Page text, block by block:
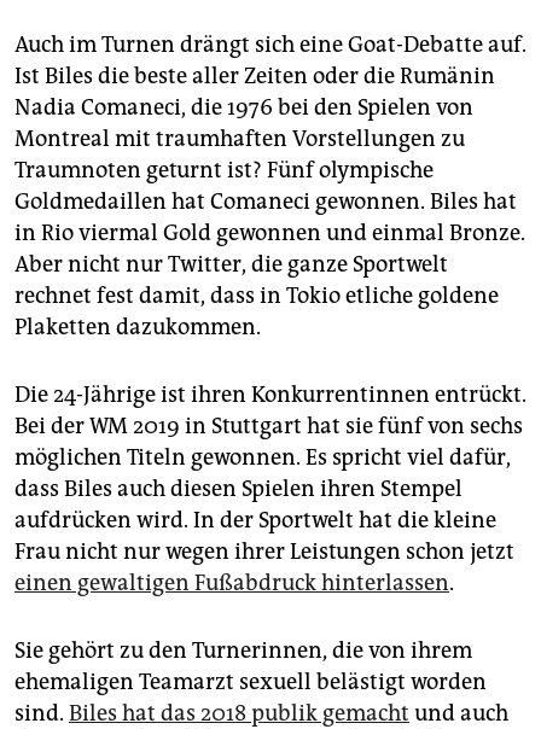
Auch im Turnen drängt sich eine Goat-Debatte auf.
Ist Biles die beste aller Zeiten oder die Rumänin
Nadia Comaneci, die 1976 bei den Spielen von
Montreal mit traumhaften Vorstellungen zu
Traumnoten geturnt ist? Fünf olympische
Goldmedaillen hat Comaneci gewonnen. Biles hat
in Rio viermal Gold gewonnen und einmal Bronze.
Aber nicht nur Twitter, die ganze Sportwelt
rechnet fest damit, dass in Tokio etliche goldene
Plaketten dazukommen.
Die 24-Jährige ist ihren Konkurrentinnen entrückt.
Bei der WM 2019 in Stuttgart hat sie fünf von sechs
möglichen Titeln gewonnen. Es spricht viel dafür,
dass Biles auch diesen Spielen ihren Stempel
aufdrücken wird. In der Sportwelt hat die kleine
Frau nicht nur wegen ihrer Leistungen schon jetzt
einen gewaltigen Fußabdruck hinterlassen.
Sie gehört zu den Turnerinnen, die von ihrem
ehemaligen Teamarzt sexuell belästigt worden
sind. Biles hat das 2018 publik gemacht und auch